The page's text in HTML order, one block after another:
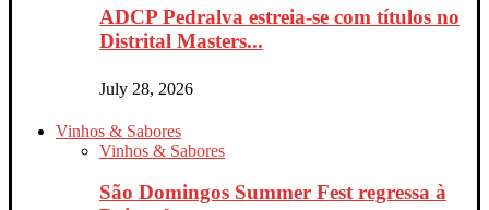
ADCP Pedralva estreia-se com títulos no
Distrital Masters...
July 28, 2026
Vinhos & Sabores
Vinhos & Sabores
São Domingos Summer Fest regressa à